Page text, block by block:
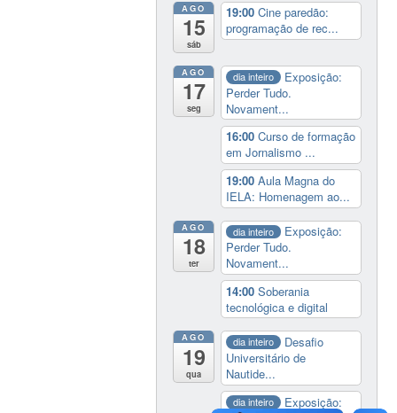
AGO
15
sáb
19:00Cine paredão:
programação de rec...
AGO
17
seg
dia inteiro
Exposição:
Perder Tudo.
Novament...
16:00Curso de formação
em Jornalismo ...
19:00Aula Magna do
IELA: Homenagem ao...
AGO
18
ter
dia inteiro
Exposição:
Perder Tudo.
Novament...
14:00Soberania
tecnológica e digital
AGO
19
qua
dia inteiro
Desafio
Universitário de
Nautide...
dia inteiro
Exposição: